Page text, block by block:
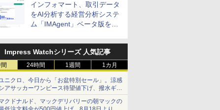
インフォマート、取引データ
をAI分析する経営分析システ
ム「IMAgent」ベータ版を提
Impress Watchシリーズ 人気記事
24時間 1週間 1カ月
ニクロ、今日から「お盆特別セール」。涼感
アサッカーワンピース待望値下げ、撥水ギア
ョーツは1990円に
クドナルド、マックデリバリーの朝マックの